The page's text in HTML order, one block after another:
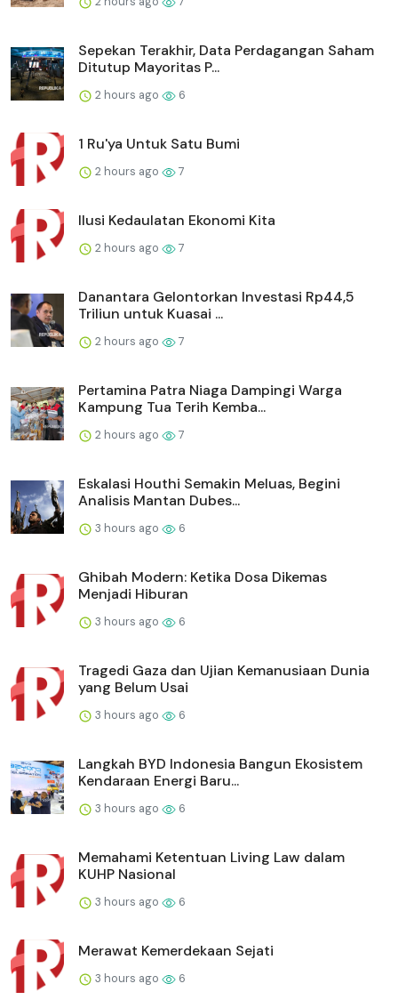
Sepekan Terakhir, Data Perdagangan Saham
Ditutup Mayoritas P...
2 hours ago 6
1 Ru'ya Untuk Satu Bumi
2 hours ago 7
Ilusi Kedaulatan Ekonomi Kita
2 hours ago 7
Danantara Gelontorkan Investasi Rp44,5
Triliun untuk Kuasai ...
2 hours ago 7
Pertamina Patra Niaga Dampingi Warga
Kampung Tua Terih Kemba...
2 hours ago 7
Eskalasi Houthi Semakin Meluas, Begini
Analisis Mantan Dubes...
3 hours ago 6
Ghibah Modern: Ketika Dosa Dikemas
Menjadi Hiburan
3 hours ago 6
Tragedi Gaza dan Ujian Kemanusiaan Dunia
yang Belum Usai
3 hours ago 6
Langkah BYD Indonesia Bangun Ekosistem
Kendaraan Energi Baru...
3 hours ago 6
Memahami Ketentuan Living Law dalam
KUHP Nasional
3 hours ago 6
Merawat Kemerdekaan Sejati
3 hours ago 6